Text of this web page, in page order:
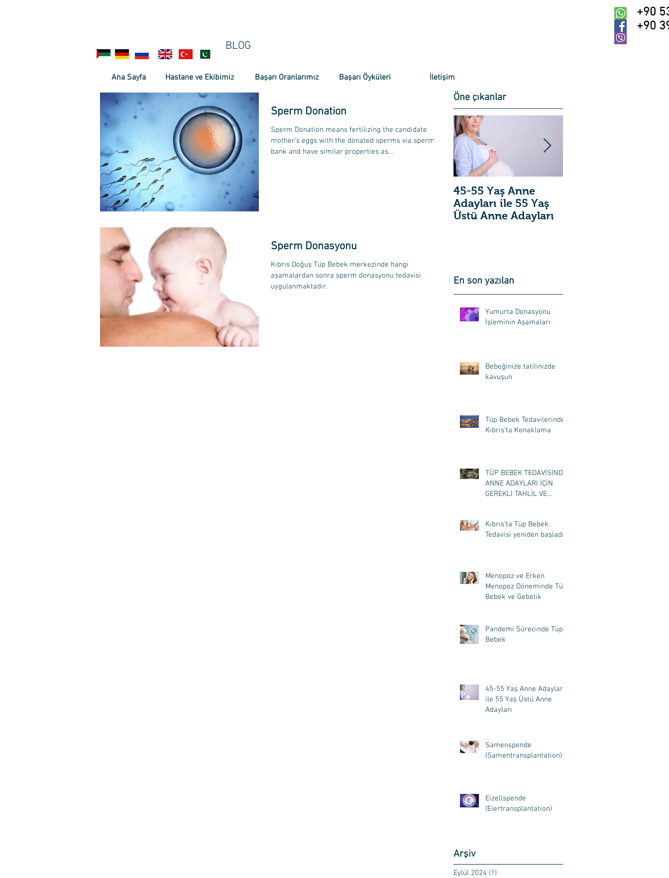
BLOG
+90
+90
Ana Sayfa Hastane ve Ekibimiz Başarı Oranlarımız Başarı Öyküleri İletişim
Sperm Donation
Sperm Donation means fertilizing the candidate
mother's eggs with the donated sperms via sperm
bank and have similar properties as...
Sperm Donasyonu
Kıbrıs Doğuş Tüp Bebek merkezinde hangi
aşamalardan sonra sperm donasyonu tedavisi
uygulanmaktadır.
Öne çıkanlar
45-55 Yaş Anne
Adayları ile 55 Yaş
Üstü Anne Adayları
En son yazılan
Yumurta Donasyonu
İşleminin Aşamaları
Bebeğinize tatilinizde
kavuşun
Tüp Bebek Tedavilerinde
Kıbrıs’ta Konaklama
TÜP BEBEK TEDAVİSİNDE
ANNE ADAYLARI İÇİN
GEREKLİ TAHLİL VE
Kıbrıs'ta Tüp Bebek
Tedavisi yeniden başladı
Menopoz ve Erken
Menopoz Döneminde Tüp
Bebek ve Gebelik
Pandemi Sürecinde Tüp
Bebek
45-55 Yaş Anne Adayları
ile 55 Yaş Üstü Anne
Adayları
Samenspende
(Samentransplantation)
Eizellspende
(Eiertransplantation)
Arşiv
Eylül 2024 (1)